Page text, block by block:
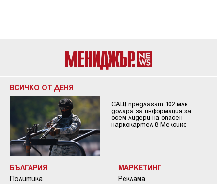
ВСИЧКО ОТ ДЕНЯ
САЩ предлагат 102 млн.
долара за информация за
осем лидери на опасен
наркокартел в Мексико
БЪЛГАРИЯ
Политика
МАРКЕТИНГ
Реклама